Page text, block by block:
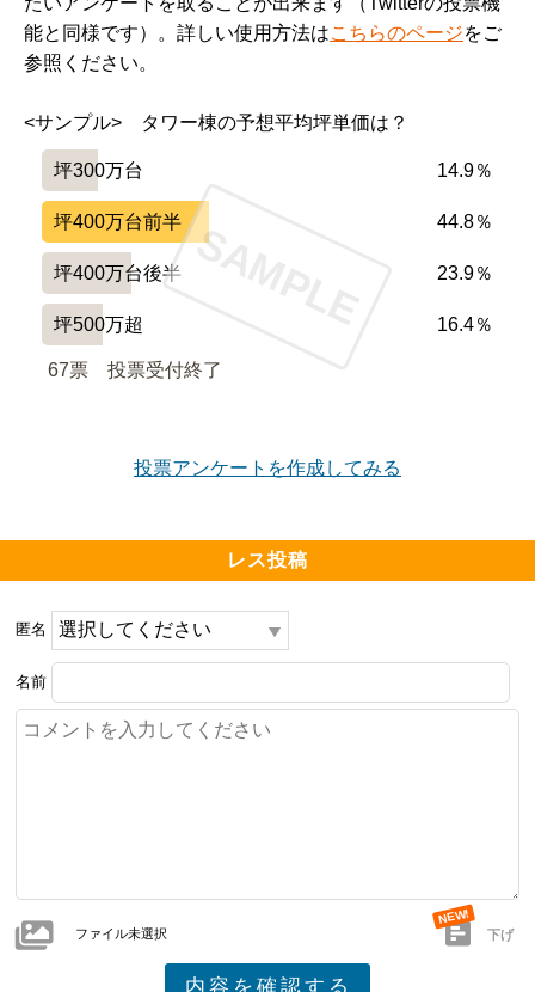
能と同様です）。詳しい使用方法はこちらのページをご
参照ください。
<サンプル>　タワー棟の予想平均坪単価は？
坪300万台 14.9％
坪400万台前半 44.8％
坪400万台後半 23.9％
坪500万超 16.4％
67票 投票受付終了
SAMPLE
投票アンケートを作成してみる
レス投稿
匿名
名前
ファイル未選択 下げ